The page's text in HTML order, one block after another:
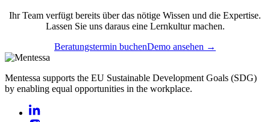
Ihr Team verfügt bereits über das nötige Wissen und die Expertise.
Lassen Sie uns daraus eine Lernkultur machen.
Beratungstermin buchenDemo ansehen →
Mentessa supports the EU Sustainable Development Goals (SDG)
by enabling equal opportunities in the workplace.